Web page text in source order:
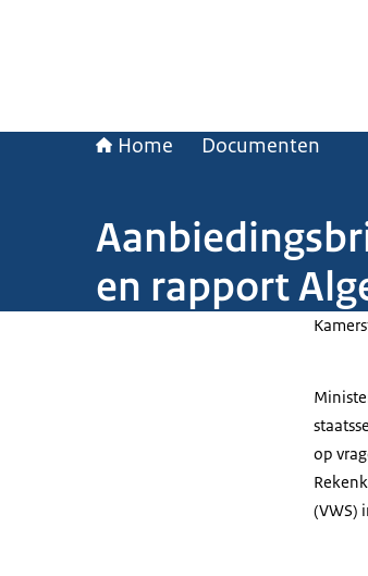
Home Documenten
en rapport
op
(VWS)